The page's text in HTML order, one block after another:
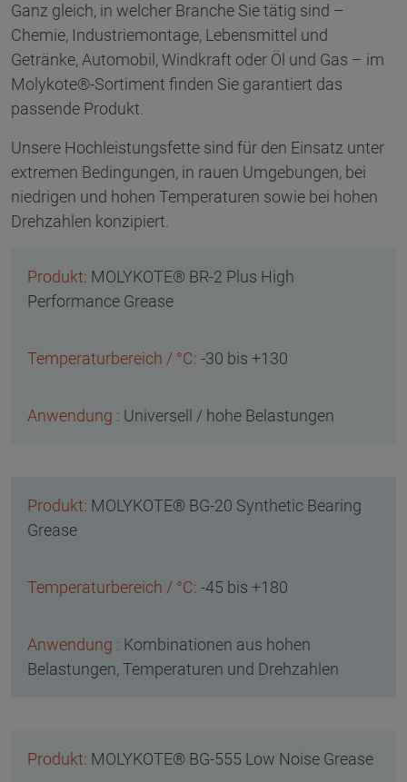
Ganz gleich, in welcher Branche Sie tätig sind –
Chemie, Industriemontage, Lebensmittel und
Getränke, Automobil, Windkraft oder Öl und Gas – im
Molykote®-Sortiment finden Sie garantiert das
passende Produkt.
Unsere Hochleistungsfette sind für den Einsatz unter
extremen Bedingungen, in rauen Umgebungen, bei
niedrigen und hohen Temperaturen sowie bei hohen
Drehzahlen konzipiert.
MOLYKOTE® BR-2 Plus High
Performance Grease
-30 bis +130
Universell / hohe Belastungen
MOLYKOTE® BG-20 Synthetic Bearing
Grease
-45 bis +180
Kombinationen aus hohen
Belastungen, Temperaturen und Drehzahlen
MOLYKOTE® BG-555 Low Noise Grease